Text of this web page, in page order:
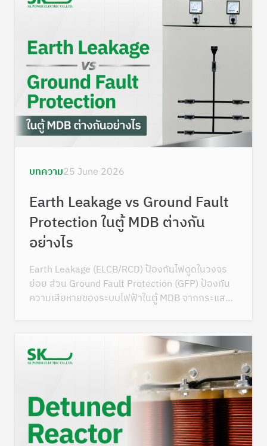
บทความ25 June 2026
Earth Leakage vs Ground Fault
Protection ในตู้ MDB ต่างกัน
อย่างไร
Earth Leakage (ELCB/RCD) ป้องกันไฟดูดในวงจร
ย่อย ส่วน Ground Fault Protection (GFP) ป้องกัน
ความเสียหายของระบบไฟฟ้าในตู้ MDB จากกระแสรั่ว